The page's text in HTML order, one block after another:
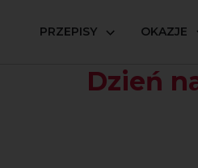
PRZEPISY OKAZJE
Dzień Nauczyciela
Dzień